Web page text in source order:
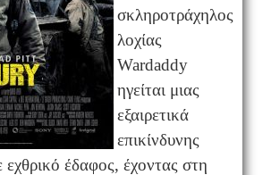
σκληροτράχηλος
λοχίας
Wardaddy
ηγείται μιας
εξαιρετικά
επικίνδυνης
έδαφος, έχοντας στη